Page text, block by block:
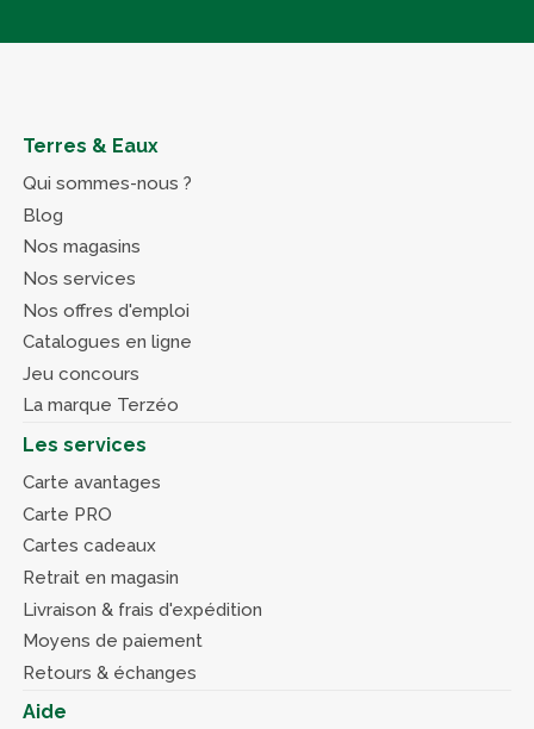
Terres & Eaux
Qui sommes-nous ?
Blog
Nos magasins
Nos services
Nos offres d'emploi
Catalogues en ligne
Jeu concours
La marque Terzéo
Les services
Carte avantages
Carte PRO
Cartes cadeaux
Retrait en magasin
Livraison & frais d'expédition
Moyens de paiement
Retours & échanges
Aide